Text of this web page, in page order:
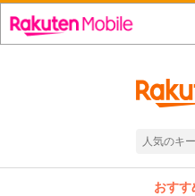
人気のキ
おすす